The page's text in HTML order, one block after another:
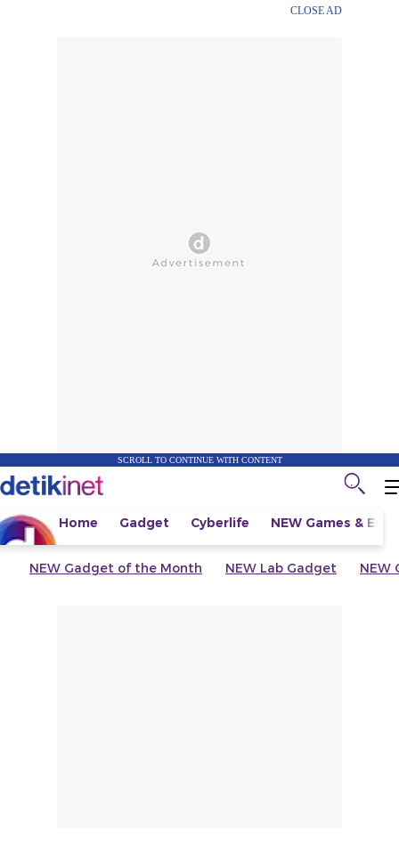
CLOSE AD
SCROLL TO CONTINUE WITH CONTENT
Home Gadget Cyberlife NEW Games &
NEW Gadget of the Month NEW Lab Gadget NEW